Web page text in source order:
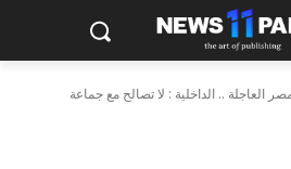
العاجلة .. الداخلية : لا تصالح مع جماعة